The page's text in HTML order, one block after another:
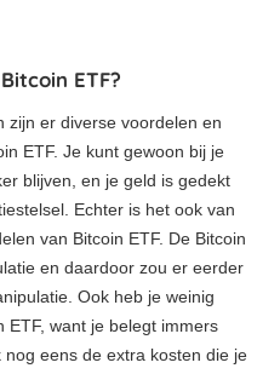
ETF?
zijn er diverse voordelen en
ETF. Je kunt gewoon bij je
blijven, en je geld is gedekt
Echter is het ook van
van Bitcoin ETF. De Bitcoin
en daardoor zou er eerder
Ook heb je weinig
ETF, want je belegt immers
eens de extra kosten die je